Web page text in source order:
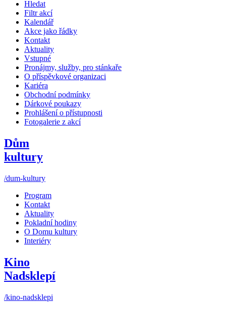
Hledat
Filtr akcí
Kalendář
Akce jako řádky
Kontakt
Aktuality
Vstupné
Pronájmy, služby, pro stánkaře
O příspěvkové organizaci
Kariéra
Obchodní podmínky
Dárkové poukazy
Prohlášení o přístupnosti
Fotogalerie z akcí
Dům
kultury
/dum-kultury
Program
Kontakt
Aktuality
Pokladní hodiny
O Domu kultury
Interiéry
Kino
Nadsklepí
/kino-nadsklepi